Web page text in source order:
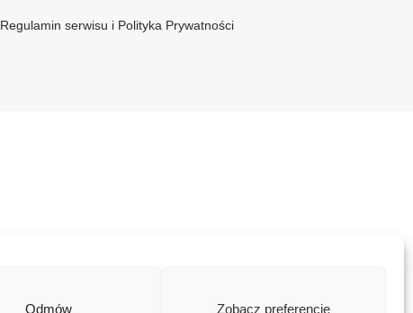
Odmów Zobacz preferencje
Regulamin serwisu i Polityka Prywatności